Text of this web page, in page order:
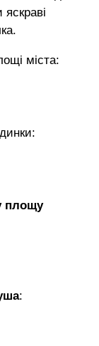
міста:
площу
: